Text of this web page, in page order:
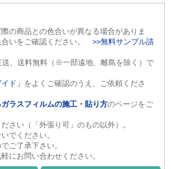
の商品との色合いが異なる場合がありま
いをご確認ください。
>>無料サンプル請
、送料無料（※一部遠地、離島を除く）で
ド」 をよくご確認のうえ、ご依頼くださ
ラスフィルムの施工・貼り方のページをご
さい（「外張り可」のもの以外）。
でください。
ご了承下さい。
にお問い合わせください。